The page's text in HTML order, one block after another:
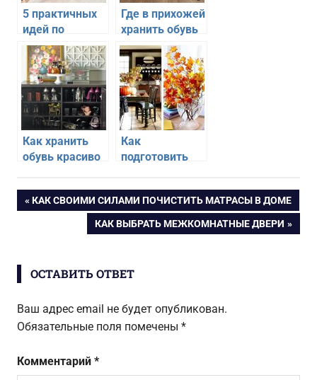
5 практичных
идей по
хранению
сыпучих
продуктов
Где в прихожей
хранить обувь
Как хранить
обувь красиво
Как
подготовить
осени
Навигация
записям
ПРЕДЫДУЩАЯ
КАК СВОИМИ СИЛАМИ ПОЧИСТИТЬ МАТРАСЫ В ДОМЕ
СЛЕДУЮЩАЯ
КАК ВЫБРАТЬ МЕЖКОМНАТНЫЕ ДВЕРИ
ОСТАВИТЬ ОТВЕТ
Ваш адрес email не будет опубликован.
Обязательные поля помечены *
Комментарий *